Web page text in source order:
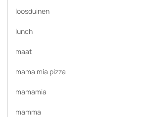
loosduinen
lunch
maat
mama mia pizza
mamamia
mamma